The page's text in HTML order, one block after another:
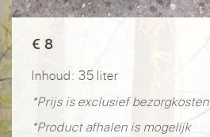
€ 8
Inhoud: 35 liter
*Prijs is exclusief bezorgkosten
*Product afhalen is mogelijk